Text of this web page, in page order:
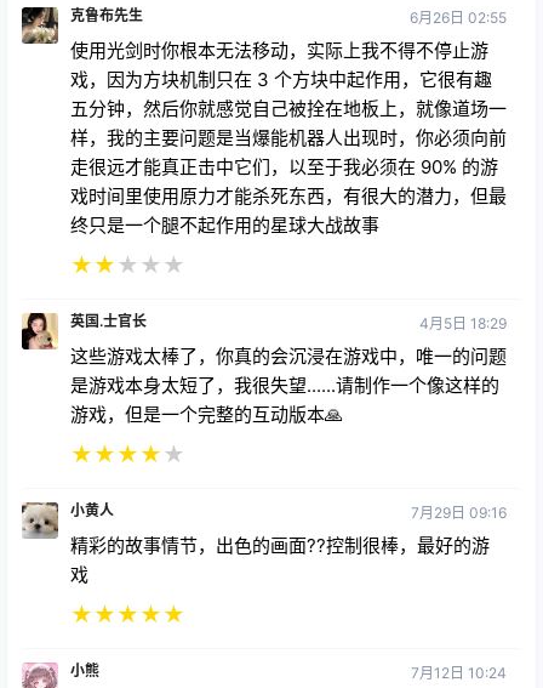
克鲁布先生 6月26日 02:55
使用光剑时你根本无法移动，实际上我不得不停止游
戏，因为方块机制只在 3 个方块中起作用，它很有趣
五分钟，然后你就感觉自己被拴在地板上，就像道场一
样，我的主要问题是当爆能机器人出现时，你必须向前
走很远才能真正击中它们，以至于我必须在 90% 的游
戏时间里使用原力才能杀死东西，有很大的潜力，但最
终只是一个腿不起作用的星球大战故事
★★★ ★ ★
英国.士官长 4月5日 18:29
这些游戏太棒了，你真的会沉浸在游戏中，唯一的问题
是游戏本身太短了，我很失望......请制作一个像这样的
游戏，但是一个完整的互动版本🙏
★★★★★
小黄人 7月29日 09:16
精彩的故事情节，出色的画面??控制很棒，最好的游
戏
★★★★★
小熊 7月12日 10:24